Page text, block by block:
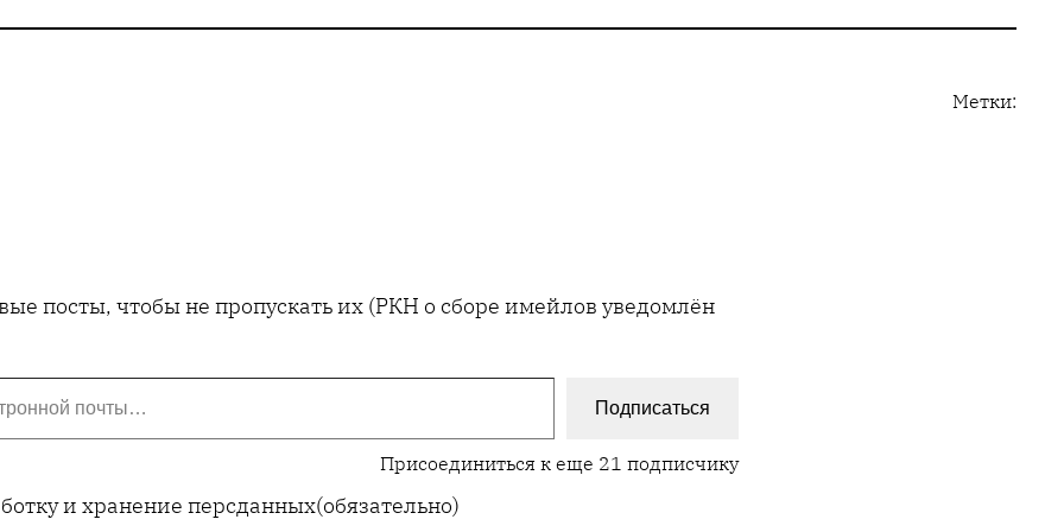
Метки:
посты, чтобы не пропускать их (РКН о сборе имейлов уведомлён
Подписаться
Присоединиться к еще 21 подписчику
и хранение персданных(обязательно)